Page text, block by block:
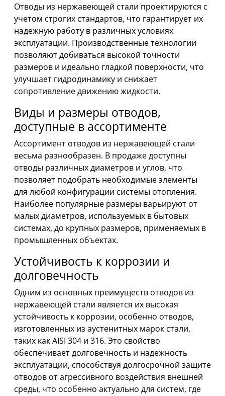
Отводы из нержавеющей стали проектируются с
учетом строгих стандартов, что гарантирует их
надежную работу в различных условиях
эксплуатации. Производственные технологии
позволяют добиваться высокой точности
размеров и идеально гладкой поверхности, что
улучшает гидродинамику и снижает
сопротивление движению жидкости.
Виды и размеры отводов,
доступные в ассортименте
Ассортимент отводов из нержавеющей стали
весьма разнообразен. В продаже доступны
отводы различных диаметров и углов, что
позволяет подобрать необходимые элементы
для любой конфигурации системы отопления.
Наиболее популярные размеры варьируют от
малых диаметров, используемых в бытовых
системах, до крупных размеров, применяемых в
промышленных объектах.
Устойчивость к коррозии и
долговечность
Одним из основных преимуществ отводов из
нержавеющей стали является их высокая
устойчивость к коррозии, особенно отводов,
изготовленных из аустенитных марок стали,
таких как AISI 304 и 316. Это свойство
обеспечивает долговечность и надежность
эксплуатации, способствуя долгосрочной защите
отводов от агрессивного воздействия внешней
среды, что особенно актуально для систем, где